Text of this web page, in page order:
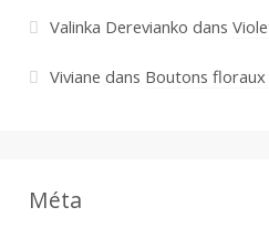
Valinka Derevianko dans
Viviane dans Boutons floraux
Méta